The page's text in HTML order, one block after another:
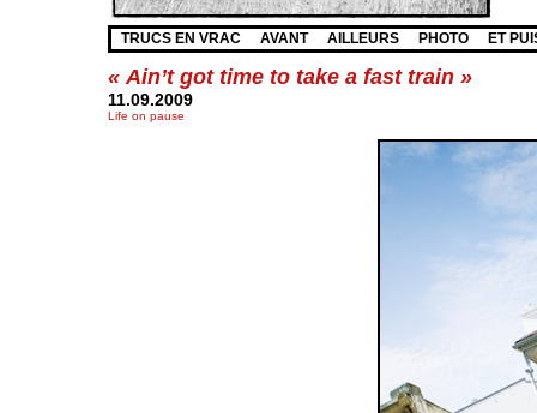
TRUCS EN VRAC AVANT AILLEURS PHOTO ET
« Ain’t got time to take a fast train »
11.09.2009
Life on pause